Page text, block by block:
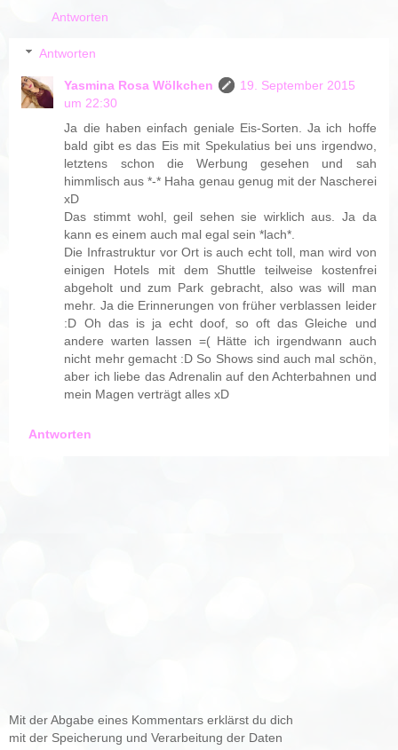
Antworten
Antworten
Yasmina Rosa Wölkchen
19. September 2015
um 22:30
Ja die haben einfach geniale Eis-Sorten. Ja ich hoffe
bald gibt es das Eis mit Spekulatius bei uns irgendwo,
letztens schon die Werbung gesehen und sah
himmlisch aus *-* Haha genau genug mit der Nascherei
xD
Das stimmt wohl, geil sehen sie wirklich aus. Ja da
kann es einem auch mal egal sein *lach*.
Die Infrastruktur vor Ort is auch echt toll, man wird von
einigen Hotels mit dem Shuttle teilweise kostenfrei
abgeholt und zum Park gebracht, also was will man
mehr. Ja die Erinnerungen von früher verblassen leider
:D Oh das is ja echt doof, so oft das Gleiche und
andere warten lassen =( Hätte ich irgendwann auch
nicht mehr gemacht :D So Shows sind auch mal schön,
aber ich liebe das Adrenalin auf den Achterbahnen und
mein Magen verträgt alles xD
Antworten
Mit der Abgabe eines Kommentars erklärst du dich
mit der Speicherung und Verarbeitung der Daten